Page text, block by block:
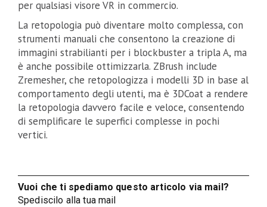
per qualsiasi visore VR in commercio.
La retopologia può diventare molto complessa, con
strumenti manuali che consentono la creazione di
immagini strabilianti per i blockbuster a tripla A, ma
è anche possibile ottimizzarla. ZBrush include
Zremesher, che retopologizza i modelli 3D in base al
comportamento degli utenti, ma è 3DCoat a rendere
la retopologia davvero facile e veloce, consentendo
di semplificare le superfici complesse in pochi
vertici.
Vuoi che ti spediamo questo articolo via mail?
Spediscilo alla tua mail